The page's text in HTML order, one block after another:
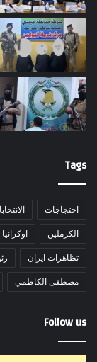
Tags
احتجاجات
الكرملين اوكرانيا
تظاهرات ايران
مصطفى الكاظمي
Follow us